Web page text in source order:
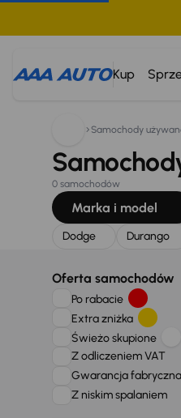
Kup
Szukam:
Samochody
0 samochodów
Marka i model
Dodge Durango
Oferta samochodów
Po rabacie
Extra zniżka
Świeżo skupione
Z odliczeniem VAT
Gwarancja fabryczna
Z niskim spalaniem